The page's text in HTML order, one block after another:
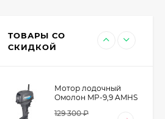
Размер одежды (RUS):
1 290₽
ТОВАРЫ СО
СКИДКОЙ8 990
Мотор лодочный
Омолон MP-9,9 AMHS
129 300₽